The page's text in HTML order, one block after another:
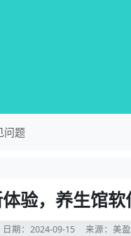
问题
验，养生馆
日期：2024-09-15 来源：美